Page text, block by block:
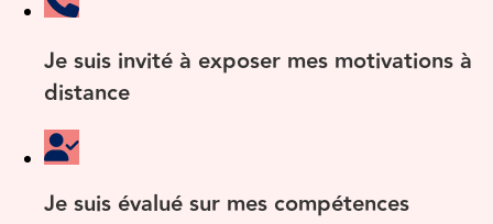
Je suis invité à exposer mes motivations à
distance
Je suis évalué sur mes compétences